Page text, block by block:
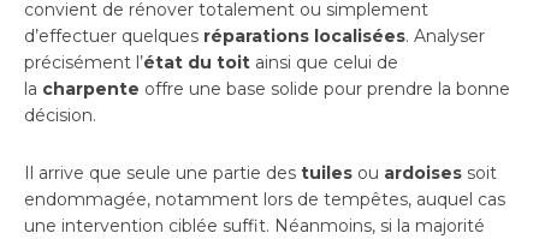
convient de rénover totalement ou simplement
d’effectuer quelques réparations localisées. Analyser
précisément l’état du toit ainsi que celui de
la charpente offre une base solide pour prendre la bonne
décision.
Il arrive que seule une partie des tuiles ou ardoises soit
endommagée, notamment lors de tempêtes, auquel cas
une intervention ciblée suffit. Néanmoins, si la majorité